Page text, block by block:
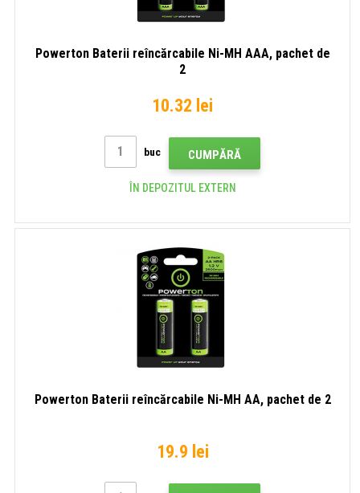
Powerton Baterii reîncărcabile Ni-MH AAA, pachet de
2
10.32 lei
buc CUMPĂRĂ
ÎN DEPOZITUL EXTERN
Powerton Baterii reîncărcabile Ni-MH AA, pachet de 2
19.9 lei